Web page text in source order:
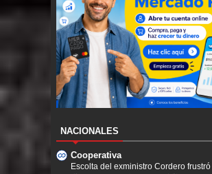
NACIONALES
Cooperativa
Escolta del exministro Cordero frustró